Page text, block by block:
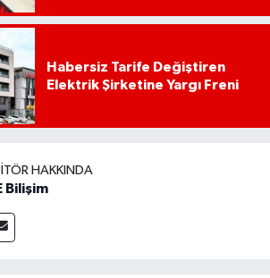
Habersiz Tarife Değiştiren
Elektrik Şirketine Yargı Freni
HAKKINDA
Bilişim